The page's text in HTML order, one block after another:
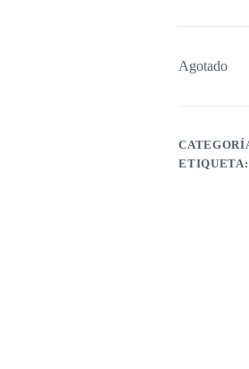
Agotado
ETIQUETA: